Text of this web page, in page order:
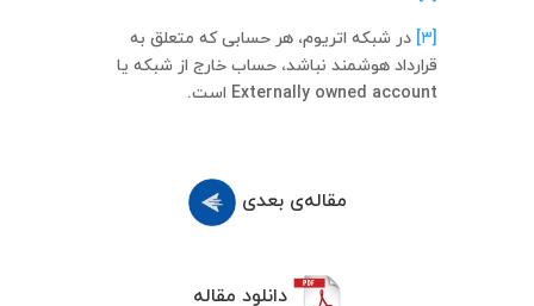
[۳]
در شبکه اتریوم، هر حسابی که متعلق به
قرارداد هوشمند نباشد، حساب خارج از شبکه یا
Externally owned account است.
مقاله‌ی بعدی
دانلود مقاله